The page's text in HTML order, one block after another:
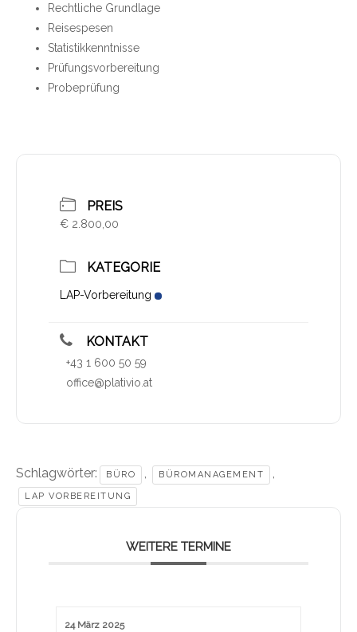
Rechtliche Grundlage
Reisespesen
Statistikkenntnisse
Prüfungsvorbereitung
Probeprüfung
PREIS
€ 2.800,00
KATEGORIE
LAP-Vorbereitung
KONTAKT
+43 1 600 50 59
office@plativio.at
Schlagwörter: BÜRO , BÜROMANAGEMENT ,
LAP VORBEREITUNG
WEITERE TERMINE
24 März 2025